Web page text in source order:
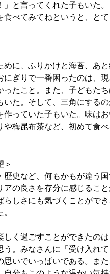
」と言ってくれた子もいた
食べてみてねというと、と
めに、ふりかけと海苔、あ
にぎりで一番困ったのは、
ったこと。また、子どもた
いた。そして、三角にする
作っていた子もいた。味は
や梅昆布茶など、初めて食
＞
歴史など、何もかもが違う
アの良さを存分に感じるこ
らしさにも気づくことがで
しく過ごすことができたの
う。みなさんに「受け入れ
思いでいっぱいである。ま